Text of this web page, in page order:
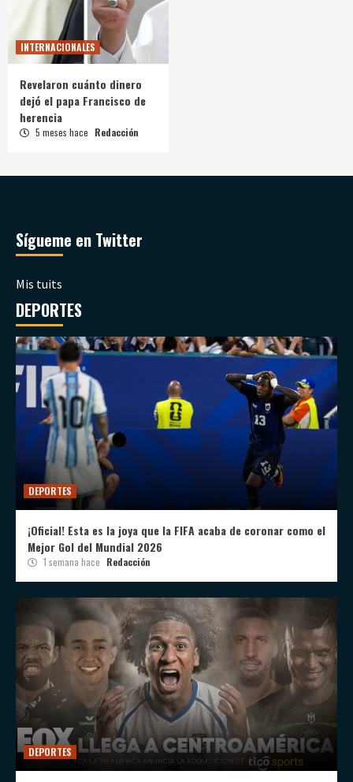
INTERNACIONALES
Revelaron cuánto dinero
dejó el papa Francisco de
herencia
5 meses hace Redacción
Sígueme en Twitter
Mis tuits
DEPORTES
DEPORTES
¡Oficial! Esta es la joya que la FIFA acaba de coronar como el
Mejor Gol del Mundial 2026
1 semana hace Redacción
DEPORTES